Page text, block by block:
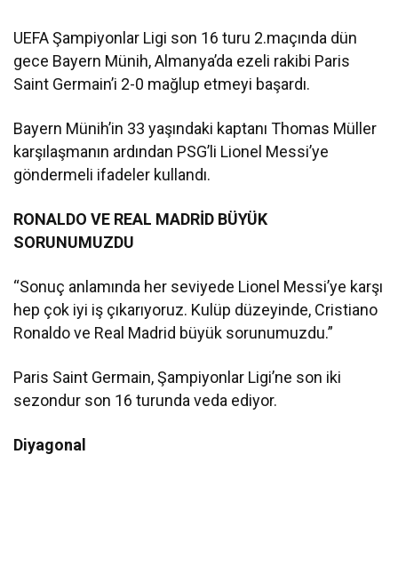
UEFA Şampiyonlar Ligi son 16 turu 2.maçında dün
gece Bayern Münih, Almanya’da ezeli rakibi Paris
Saint Germain’i 2-0 mağlup etmeyi başardı.
Bayern Münih’in 33 yaşındaki kaptanı Thomas Müller
karşılaşmanın ardından PSG’li Lionel Messi’ye
göndermeli ifadeler kullandı.
RONALDO VE REAL MADRİD BÜYÜK
SORUNUMUZDU
“Sonuç anlamında her seviyede Lionel Messi’ye karşı
hep çok iyi iş çıkarıyoruz. Kulüp düzeyinde, Cristiano
Ronaldo ve Real Madrid büyük sorunumuzdu.”
Paris Saint Germain, Şampiyonlar Ligi’ne son iki
sezondur son 16 turunda veda ediyor.
Diyagonal